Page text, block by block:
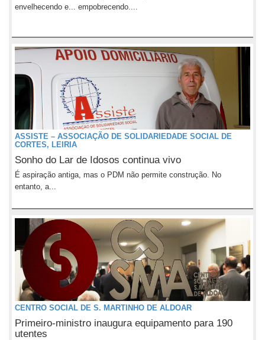
envelhecendo e... empobrecendo....
ASSISTE – ASSOCIAÇÃO DE SOLIDARIEDADE SOCIAL DE
CORTES, LEIRIA
Sonho do Lar de Idosos continua vivo
É aspiração antiga, mas o PDM não permite construção. No
entanto, a...
CENTRO SOCIAL DE S. MARTINHO DE ALDOAR
Primeiro-ministro inaugura equipamento para 190
utentes